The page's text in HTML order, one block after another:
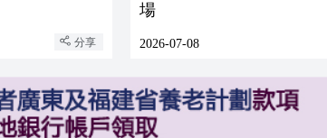
分享
場
2026-07-08